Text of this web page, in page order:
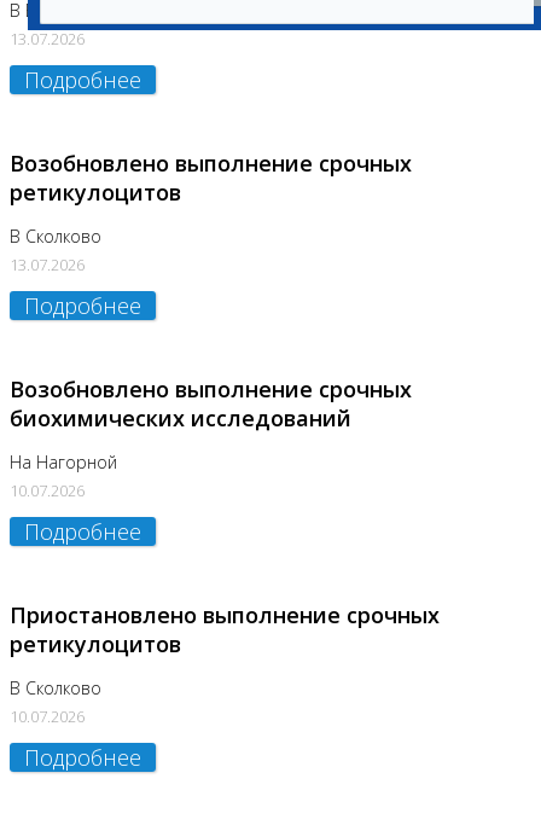
В Бутово
13.07.2026
Подробнее
Возобновлено выполнение срочных
ретикулоцитов
В Сколково
13.07.2026
Подробнее
Возобновлено выполнение срочных
биохимических исследований
На Нагорной
10.07.2026
Подробнее
Приостановлено выполнение срочных
ретикулоцитов
В Сколково
10.07.2026
Подробнее